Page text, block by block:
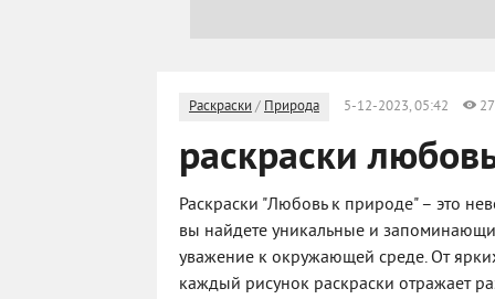
Раскраски / Природа 5-12-2023, 05:42
раскраски
Раскраски "Любовь к природе" – это
вы найдете уникальные и
уважение к окружающей среде. От
каждый рисунок раскраски отражает